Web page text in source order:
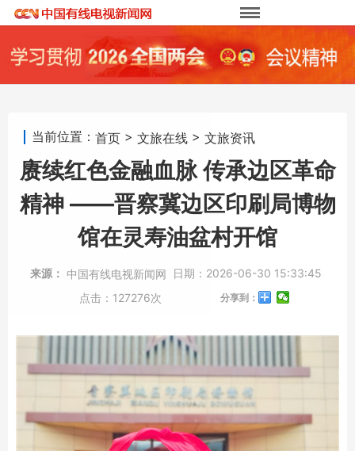
当前位置： 首页 > 文旅在线 > 文旅资讯
赓续红色金融血脉 传承边区革命
精神 ——晋察冀边区印刷局博物
馆在灵寿油盆村开馆
来源： 中国有线电视新闻网 日期： 2026-06-30 15:33:45
点击： 127276次 分享到：